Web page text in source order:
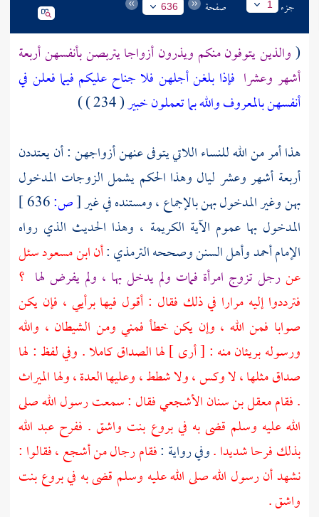
جزء 1 صفحة 636
(والذين يتوفون منكم ويذرون أزواجا يتربصن بأنفسهن أربعة
أشهر وعشرا فإذا بلغن أجلهن فلا جناح عليكم فيما فعلن في
أنفسهن بالمعروف والله بما تعملون خبير( 234 ) )
هذا أمر من الله للنساء اللاتي يتوفى عنهن أزواجهن : أن يعتددن
أربعة أشهر وعشر ليال وهذا الحكم يشمل الزوجات المدخول
بهن وغير المدخول بهن بالإجماع ، ومستنده في غير[ص:
المدخول بها عموم الآية الكريمة ، وهذا الحديث الذي رواه
الإمامأحمدوأهل السنن وصححهالترمذي:أنابن مسعودسئل
عنرجل تزوج امرأة فمات ولم يدخل بها ، ولم يفرض لها ؟
فترددوا إليه مرارا في ذلك فقال : أقول فيها برأيي ، فإن يكن
صوابا فمن الله ، وإن يكن خطأ فمني ومن الشيطان ، والله
ورسوله بريئان منه : [ أرى ] لها الصداق كاملا . وفي لفظ : لها
صداق مثلها ، لا وكس ، ولا شطط ، وعليها العدة ، ولها الميراث
. فقاممعقل بن سنان الأشجعيفقال : سمعت رسول الله صلى
الله عليه وسلم قضى به فيبروع بنت واشق . ففرح عبد الله
بذلك فرحا شديدا .وفي رواية :فقام رجال منأشجع، فقالوا :
نشهد أن رسول الله صلى الله عليه وسلم قضى به فيبروع بنت
واشق.